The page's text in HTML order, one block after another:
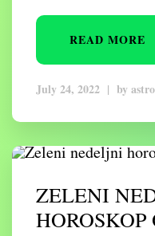
READ MORE
July 24, 2022 | by
ZELENI
HOROSKOP